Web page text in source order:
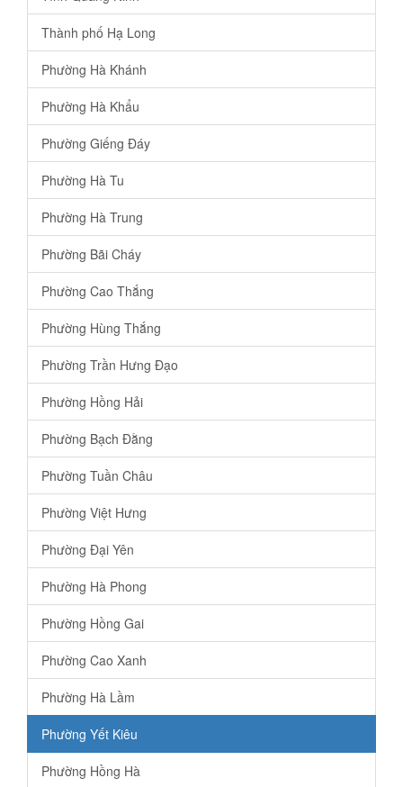
Thành phố Hạ Long
Phường Hà Khánh
Phường Hà Khẩu
Phường Giếng Đáy
Phường Hà Tu
Phường Hà Trung
Phường Bãi Cháy
Phường Cao Thắng
Phường Hùng Thắng
Phường Trần Hưng Đạo
Phường Hồng Hải
Phường Bạch Đằng
Phường Tuần Châu
Phường Việt Hưng
Phường Đại Yên
Phường Hà Phong
Phường Hồng Gai
Phường Cao Xanh
Phường Hà Lầm
Phường Yết Kiêu
Phường Hồng Hà